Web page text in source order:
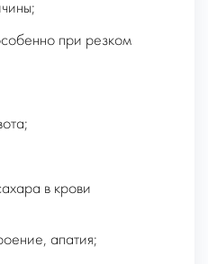
при резком
в крови
апатия;